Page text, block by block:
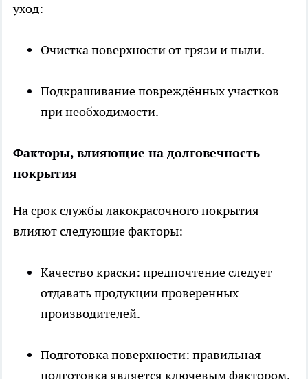
уход:
Очистка поверхности от грязи и пыли.
Подкрашивание повреждённых участков
при необходимости.
Факторы, влияющие на долговечность
покрытия
На срок службы лакокрасочного покрытия
влияют следующие факторы:
Качество краски: предпочтение следует
отдавать продукции проверенных
производителей.
Подготовка поверхности: правильная
подготовка является ключевым фактором.